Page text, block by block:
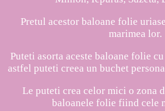
Pretul acestor baloane folie
marimea lor.
Puteti asorta aceste baloane folie
astfel puteti creea un buchet
Le puteti crea celor mici o zona
baloanele folie fiind cele